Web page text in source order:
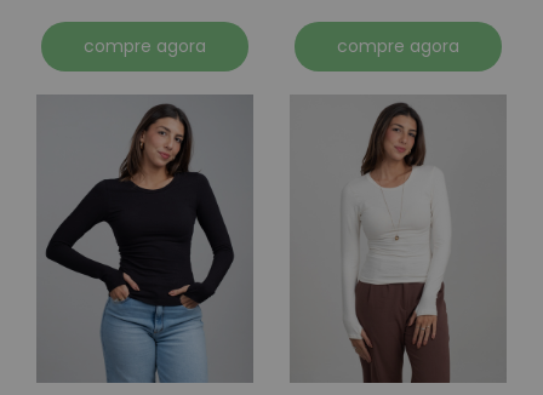
compre agora compre agora